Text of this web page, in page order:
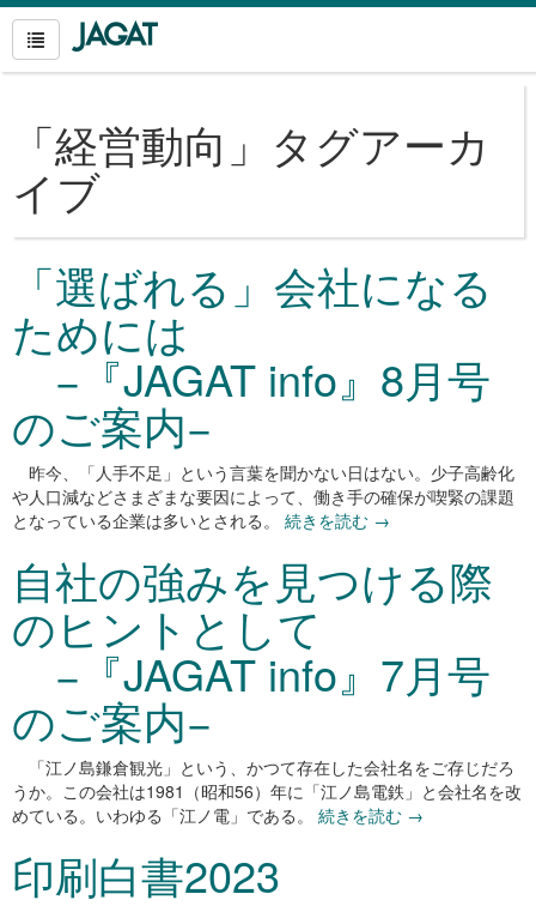
「経営動向 」タグアーカ
イブ
「選ばれる」会社になる
ためには
−『JAGAT info』8月号
のご案内−
昨今、「人手不足」という言葉を聞かない日はない。少子高齢化
や人口減などさまざまな要因によって、働き手の確保が喫緊の課題
となっている企業は多いとされる。 続きを読む →
自社の強みを見つける際
のヒントとして
−『JAGAT info』7月号
のご案内−
「江ノ島鎌倉観光」という、かつて存在した会社名をご存じだろ
うか。この会社は1981（昭和56）年に「江ノ島電鉄」と会社名を改
めている。いわゆる「江ノ電」である。 続きを読む →
印刷白書2023